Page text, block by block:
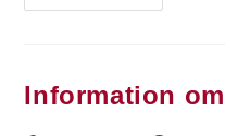
Information